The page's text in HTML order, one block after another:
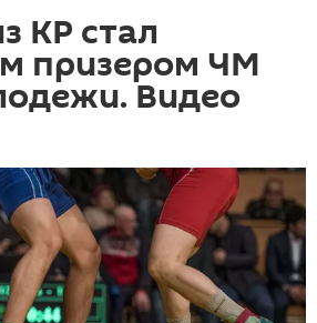
КР стал
призером ЧМ
Видео